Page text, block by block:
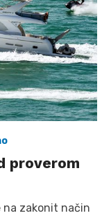
proverom
na zakonit način